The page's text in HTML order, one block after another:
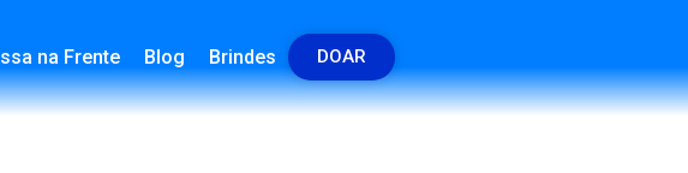
na Frente Blog Brindes DOAR